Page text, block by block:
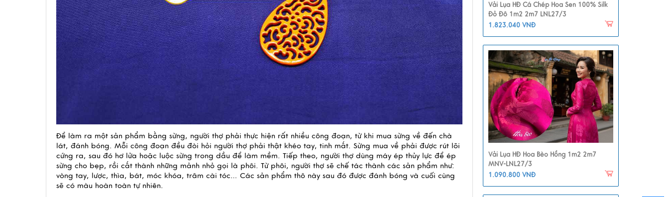
Để làm ra một sản phẩm bằng sừng, người thợ phải thực hiện rất nhiều công đoạn, từ khi mua sừng về đến chà
lát, đánh bóng. Mỗi công đoạn đều đòi hỏi người thợ phải thật khéo tay, tinh mắt. Sừng mua về phải được rút lõi
cứng ra, sau đó hơ lửa hoặc luộc sừng trong dầu để làm mềm. Tiếp theo, người thợ dùng máy ép thủy lực để ép
sừng cho bẹp, rồi cắt thành những mảnh nhỏ gọi là phôi. Từ phôi, người thợ sẽ chế tác thành các sản phẩm như:
vòng tay, lược, thìa, bát, móc khóa, trâm cài tóc… Các sản phẩm thô này sau đó được đánh bóng và cuối cùng
sẽ có màu hoàn toàn tự nhiên.
Vải Lụa HĐ Cá Chép Hoa Sen 100% Silk
Đỏ Đô 1m2 2m7 LNL27/3
1.823.040 VNĐ
Vải Lụa HĐ Hoa Bèo Hồng 1m2 2m7
MNV-LNL27/3
1.090.800 VNĐ